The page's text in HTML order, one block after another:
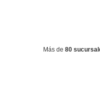
Más de 80